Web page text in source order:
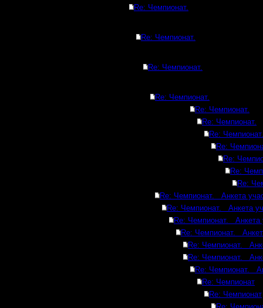
Re: Чемпионат.
Re: Чемпионат.
Re: Чемпионат.
Re: Чемпионат.
Re: Чемпионат.
Re: Чемпионат.
Re: Чемпионат.
Re:
Re:
Re:
Re:
Re: Чемпионат. Анкета
Re: Чемпионат. Анкета
Re: Чемпионат. Анкета
Re: Чемпионат.
Re: Чемпионат.
Re: Чемпионат.
Re: Чемпионат.
Re: Чемпионат
Re: Чемпионат